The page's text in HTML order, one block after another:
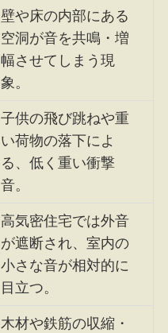
壁や床の内部にある
空洞が音を共鳴・増
幅させてしまう現
象。
子供の飛び跳ねや重
い荷物の落下によ
る、低く重い衝撃
音。
高気密住宅では外音
が遮断され、室内の
小さな音が相対的に
目立つ。
木材や鉄筋の収縮・